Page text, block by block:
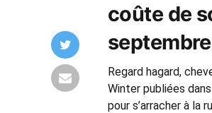
coûte de
Regard hagard,
Winter publiées
pour s’arracher à la